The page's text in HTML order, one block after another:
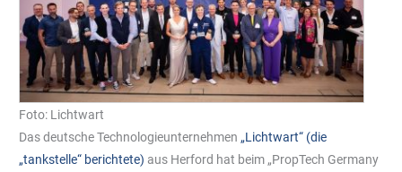
Foto: Lichtwart
Das deutsche Technologieunternehmen „Lichtwart“ (die
„tankstelle“ berichtete) aus Herford hat beim „PropTech Germany